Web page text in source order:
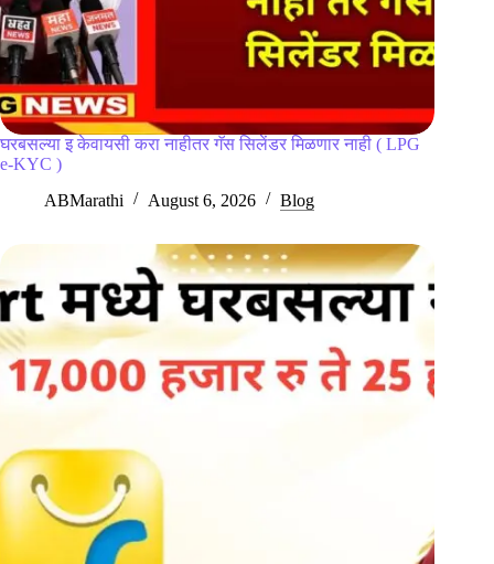
घरबसल्या इ केवायसी करा नाहीतर गॅस सिलेंडर मिळणार नाही ( LPG
e-KYC )
ABMarathi
August 6, 2026 Blog